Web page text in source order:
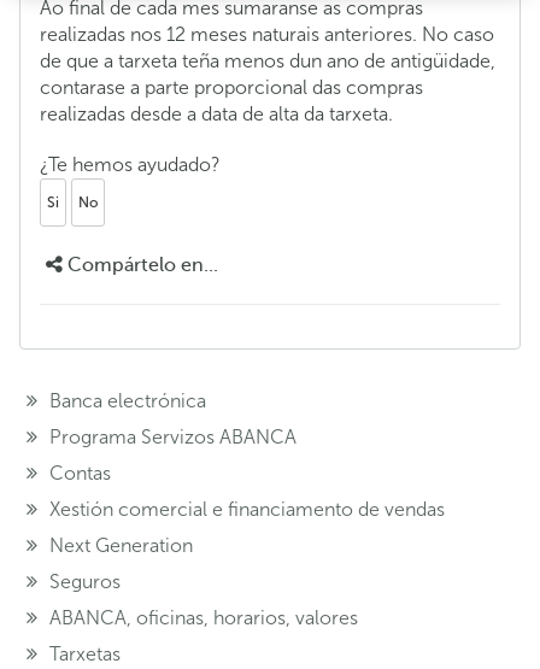
Ao final de cada mes sumaranse as compras
realizadas nos 12 meses naturais anteriores. No caso
de que a tarxeta teña menos dun ano de antigüidade,
contarase a parte proporcional das compras
realizadas desde a data de alta da tarxeta.
¿Te hemos ayudado?
Si No
Compártelo en...
Banca electrónica
Programa Servizos ABANCA
Contas
Xestión comercial e financiamento de vendas
Next Generation
Seguros
ABANCA, oficinas, horarios, valores
Tarxetas